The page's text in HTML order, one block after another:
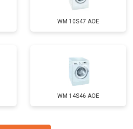
WM 10S47 AOE
WM 14S46 AOE